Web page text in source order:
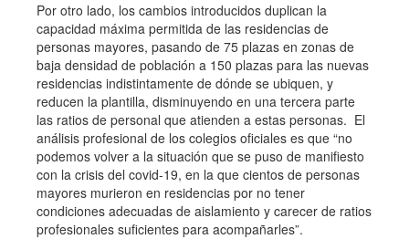
Por otro lado, los cambios introducidos duplican la
capacidad máxima permitida de las residencias de
personas mayores, pasando de 75 plazas en zonas de
baja densidad de población a 150 plazas para las nuevas
residencias indistintamente de dónde se ubiquen, y
reducen la plantilla, disminuyendo en una tercera parte
las ratios de personal que atienden a estas personas. El
análisis profesional de los colegios oficiales es que “no
podemos volver a la situación que se puso de manifiesto
con la crisis del covid-19, en la que cientos de personas
mayores murieron en residencias por no tener
condiciones adecuadas de aislamiento y carecer de ratios
profesionales suficientes para acompañarles”.